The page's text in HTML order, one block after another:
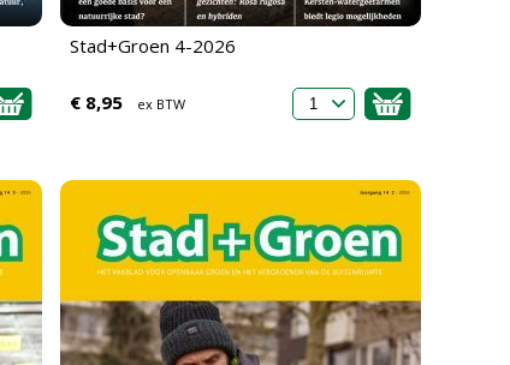
Stad+Groen 4-2026
€ 8,95 ex BTW